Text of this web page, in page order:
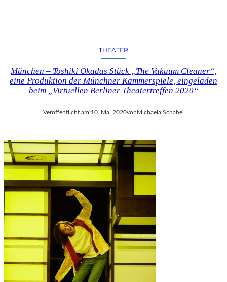
THEATER
München – Toshiki Okadas Stück „The Vakuum Cleaner“,
eine Produktion der Münchner Kammerspiele, eingeladen
beim „Virtuellen Berliner Theatertreffen 2020“
Veröffentlicht am:10. Mai 2020von Michaela Schabel